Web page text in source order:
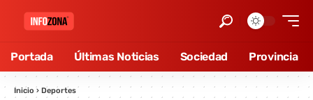
Portada Últimas Noticias Sociedad Provincia
Inicio › Deportes